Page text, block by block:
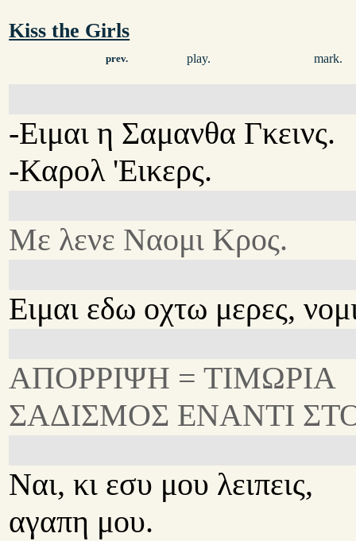
Kiss the Girls
prev. play. mark.
-Ειμαι η Σαμανθα Γκεινς.
-Καρολ 'Εικερς.
Με λενε Ναομι Κρος.
Ειμαι εδω οχτω μερες,
ΑΠΟΡΡΙΨΗ = ΤΙΜΩΡΙΑ
ΣΑΔΙΣΜΟΣ ΕΝΑΝΤΙ
Ναι, κι εσυ μου λειπεις,
αγαπη μου.